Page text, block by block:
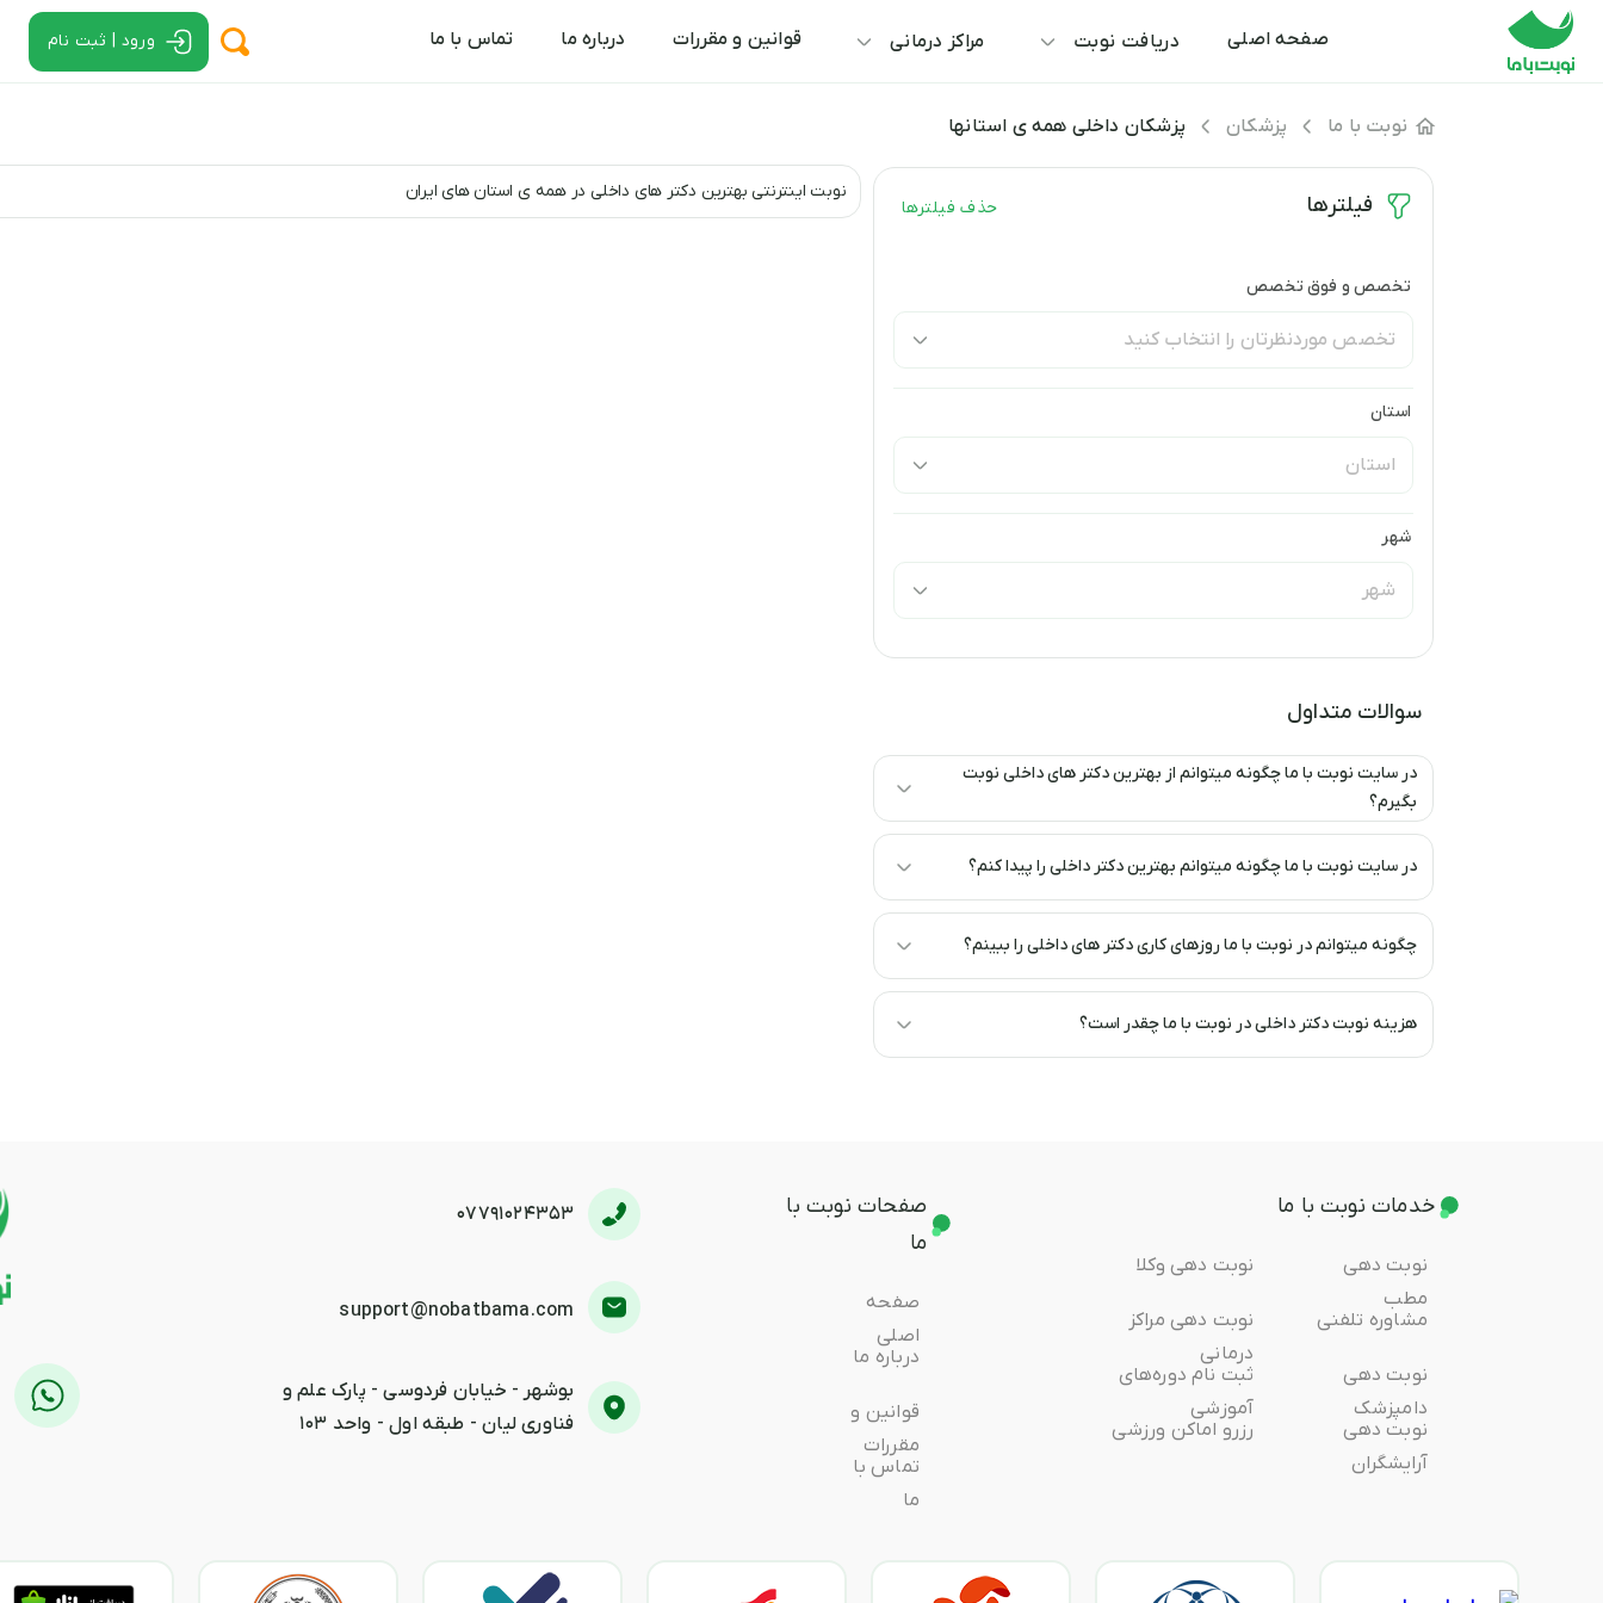
صفحه اصلی دریافت نوبت مراکز درمانی قوانین و مقررات درباره ما تماس با ما ورود | ثبت نام
نوبت با ما پزشکان پزشکان داخلی همه ی استانها
فیلترها حذف فیلتر‌ها
تخصص و فوق تخصص
استان
شهر
سوالات متداول
در سایت نوبت با ما چگونه میتوانم از بهترین دکتر های داخلی نوبت
بگیرم؟
در سایت نوبت با ما چگونه میتوانم بهترین دکتر داخلی را پیدا کنم؟
چگونه میتوانم در نوبت با ما روزهای کاری دکتر های داخلی را ببینم؟
هزینه نوبت دکتر داخلی در نوبت با ما چقدر است؟
نوبت اینترنتی بهترین دکتر های داخلی در همه ی استان های ایران
خدمات نوبت با ما
نوبت دهی
مطب
مشاوره تلفنی
نوبت دهی
دامپزشک
نوبت دهی
آرایشگران
نوبت دهی وکلا
نوبت دهی مراکز
درمانی
ثبت ‌نام دوره‌های
آموزشی
رزرو اماکن ورزشی
صفحات نوبت با
ما
صفحه
اصلی
درباره ما
قوانین و
مقررات
تماس با
ما
07791024353
support@nobatbama.com
بوشهر - خیابان فردوسی - پارک علم و
فناوری لیان - طبقه اول - واحد ۱۰۳